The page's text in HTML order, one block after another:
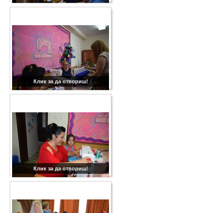
Клик за да отвориш!
Клик за да отвориш!